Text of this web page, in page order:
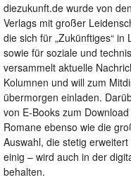
diezukunft.de wurde von
Verlags mit großer
die sich für „Zukünftiges“
sowie für soziale und
versammelt aktuelle
Kolumnen und will zum
übermorgen einladen.
von E-Books zum
Romane ebenso wie die
Auswahl, die stetig
einig – wird auch in der
behalten.